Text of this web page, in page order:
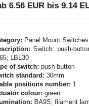
6.56 EUR bis 9.14
Panel Mount
Switch: push-
LBL30
of switch: push-button
standard: 30mm
positions number: 1
colour: green
BA9S; filament